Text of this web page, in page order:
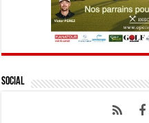
Social